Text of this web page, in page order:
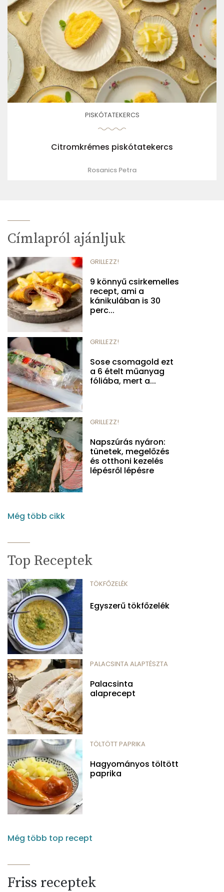
PISKÓTATEKERCS
Citromkrémes piskótatekercs
Rosanics Petra
Címlapról ajánljuk
GRILLEZZ!
9 könnyű csirkemelles
recept, ami a
kánikulában is 30
perc...
GRILLEZZ!
Sose csomagold ezt
a 6 ételt műanyag
fóliába, mert a...
GRILLEZZ!
Napszúrás nyáron:
tünetek, megelőzés
és otthoni kezelés
lépésről lépésre
Még több cikk
Top Receptek
TÖKFŐZELÉK
Egyszerű tökfőzelék
PALACSINTA ALAPTÉSZTA
Palacsinta
alaprecept
TÖLTÖTT PAPRIKA
Hagyományos töltött
paprika
Még több top recept
Friss receptek